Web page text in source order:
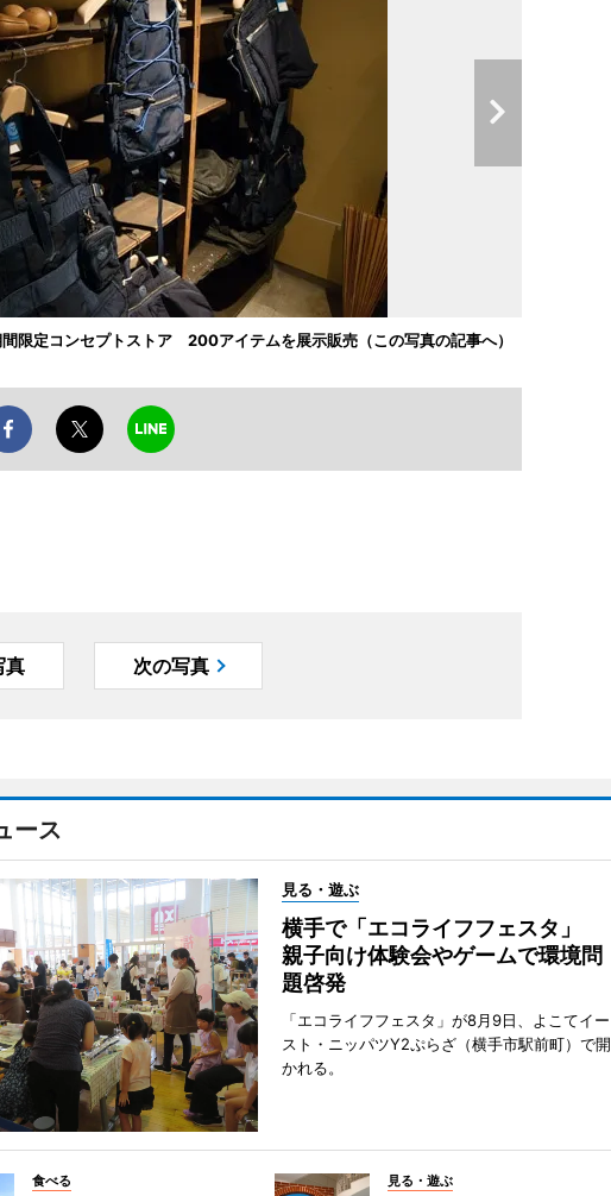
限定コンセプトストア 200アイテムを展示販売（この写真の記事へ）
真 次の写真
ース
見る・遊ぶ
横手で「エコライフフェスタ」
親子向け体験会やゲームで環境問
題啓発
「エコライフフェスタ」が8月9日、よこてイー
スト・ニッパツY2ぷらざ（横手市駅前町）で開
かれる。
食べる 見る・遊ぶ